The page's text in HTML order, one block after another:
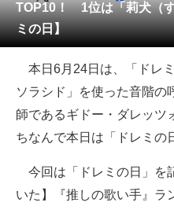
メディア
注目記事を集めた総合ページ
ITの今と未来を見通す
スマホと通信の最新トレンド
好きが集まる 比べて選べる
TOP10！ 1位は「莉犬（
ミの日】
本日6月24日は、「ドレ
ソラシド」を使った音階の
師であるギドー・ダレッツ
ちなんで本日は「ドレミの
今回は「ドレミの日」を
いた】『推しの歌い手』ラ